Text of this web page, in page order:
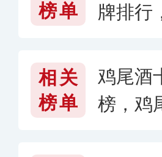
榜单
牌排行
相关
榜单
鸡尾酒
榜，鸡